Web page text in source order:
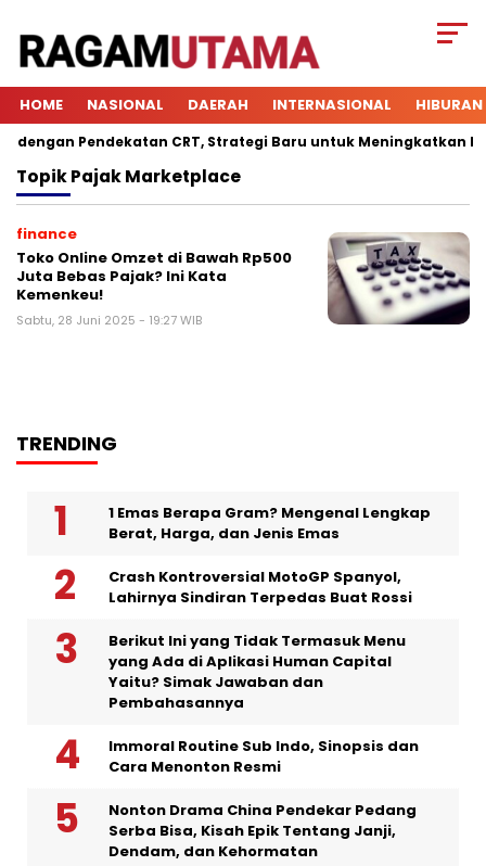
HOME NASIONAL DAERAH INTERNASIONAL HIBURAN
Pendekatan CRT, Strategi Baru untuk Meningkatkan
TopikPajak Marketplace
finance
Toko Online Omzet di Bawah Rp500
Juta Bebas Pajak? Ini Kata
Kemenkeu!
Sabtu, 28 Juni 2025 - 19:27 WIB
TRENDING
1 Emas Berapa Gram? Mengenal Lengkap
Berat, Harga, dan Jenis Emas
Crash Kontroversial MotoGP Spanyol,
Lahirnya Sindiran Terpedas Buat Rossi
Berikut Ini yang Tidak Termasuk Menu
yang Ada di Aplikasi Human Capital
Yaitu? Simak Jawaban dan
Pembahasannya
Immoral Routine Sub Indo, Sinopsis dan
Cara Menonton Resmi
Nonton Drama China Pendekar Pedang
Serba Bisa, Kisah Epik Tentang Janji,
Dendam, dan Kehormatan